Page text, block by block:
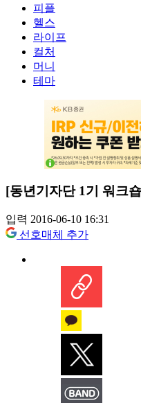
피플
헬스
라이프
컬처
머니
테마
[동년기자단 1기 워크
입력 2016-06-10 16:31
선호매체 추가